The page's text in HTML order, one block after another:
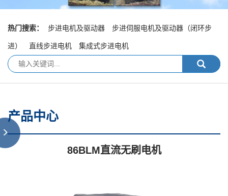
热门搜索： 步进电机及驱动器 步进伺服电机及驱动器（闭环步
进） 直线步进电机 集成式步进电机
产品中心
86BLM直流无刷电机